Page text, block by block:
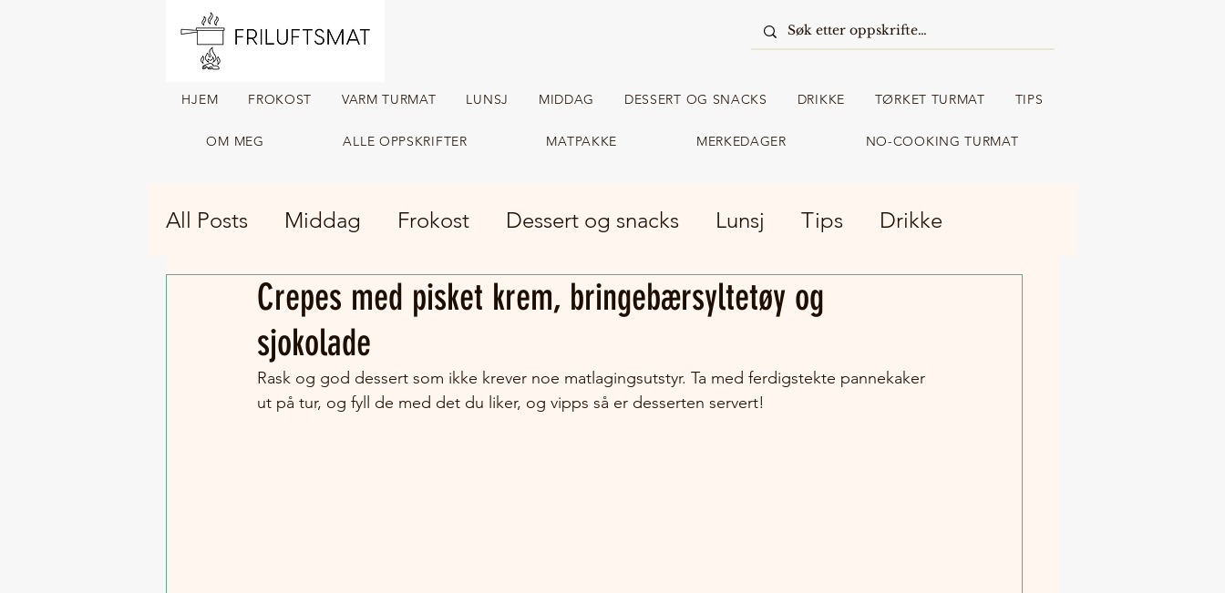
HJEM FROKOST VARM TURMAT LUNSJ MIDDAG DESSERT OG SNACKS DRIKKE TØRKET TURMAT TIPS
OM MEG ALLE OPPSKRIFTER MATPAKKE MERKEDAGER NO-COOKING TURMAT
All Posts Middag Frokost Dessert og snacks Lunsj Tips Drikke
Tørket turmat Varm turmat Matpakke
Crepes med pisket krem, bringebærsyltetøy og
sjokolade
Rask og god dessert som ikke krever noe matlagingsutstyr. Ta med ferdigstekte pannekaker
ut på tur, og fyll de med det du liker, og vipps så er desserten servert!